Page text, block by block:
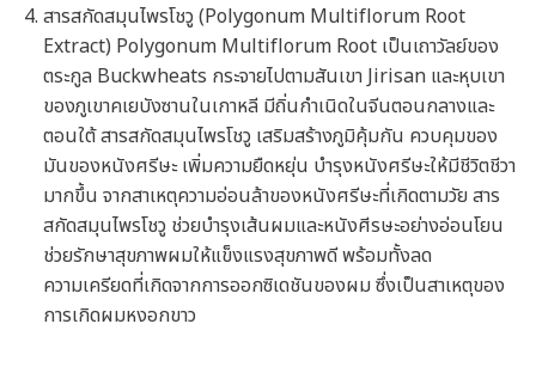
สารสกัดสมุนไพรโชวู (Polygonum Multiflorum Root
Extract) Polygonum Multiflorum Root เป็นเถาวัลย์ของ
ตระกูล Buckwheats กระจายไปตามสันเขา Jirisan และหุบเขา
ของภูเขาคเยบังซานในเกาหลี มีถิ่นกำเนิดในจีนตอนกลางและ
ตอนใต้ สารสกัดสมุนไพรโชวู เสริมสร้างภูมิคุ้มกัน ควบคุมของ
มันของหนังศรีษะ เพิ่มความยืดหยุ่น บำรุงหนังศรีษะให้มีชีวิตชีวา
มากขึ้น จากสาเหตุความอ่อนล้าของหนังศรีษะที่เกิดตามวัย สาร
สกัดสมุนไพรโชวู ช่วยบำรุงเส้นผมและหนังศีรษะอย่างอ่อนโยน
ช่วยรักษาสุขภาพผมให้แข็งแรงสุขภาพดี พร้อมทั้งลด
ความเครียดที่เกิดจากการออกซิเดชันของผม ซึ่งเป็นสาเหตุของ
การเกิดผมหงอกขาว